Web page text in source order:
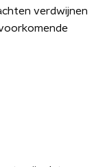
verdwijnen